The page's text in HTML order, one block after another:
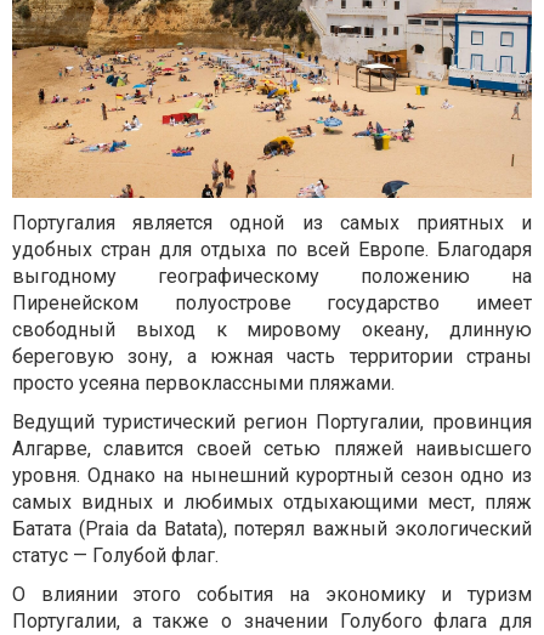
Португалия является одной из самых приятных и
удобных стран для отдыха по всей Европе. Благодаря
выгодному географическому положению на
Пиренейском полуострове государство имеет
свободный выход к мировому океану, длинную
береговую зону, а южная часть территории страны
просто усеяна первоклассными пляжами.
Ведущий туристический регион Португалии, провинция
Алгарве, славится своей сетью пляжей наивысшего
уровня. Однако на нынешний курортный сезон одно из
самых видных и любимых отдыхающими мест, пляж
Батата (Praia da Batata), потерял важный экологический
статус — Голубой флаг.
О влиянии этого события на экономику и туризм
Португалии, а также о значении Голубого флага для